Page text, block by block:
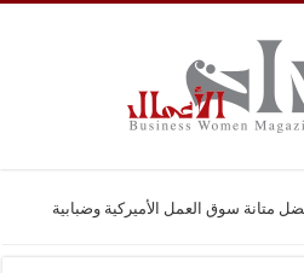
متانة سوق العمل الأميركية وضبابية